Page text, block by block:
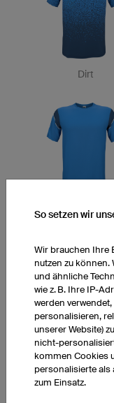
Dirt
Victory
Zebra
So setzen wir
Wir brauchen Ihre
nutzen zu können.
und ähnliche
wie z. B. Ihre IP-
werden
personalisieren,
unserer Website)
nicht-
kommen Cookies
personalisierte als
zum Einsatz.